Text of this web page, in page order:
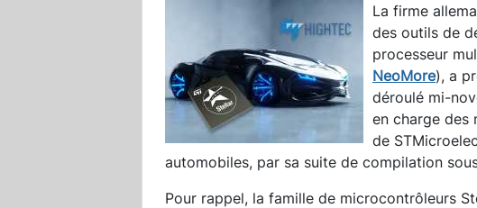
La firme
des outils de
processeur
NeoMore), a
déroulé mi-
en charge des
de
automobiles, par sa suite de compilation
Pour rappel, la famille de microcontrôleurs